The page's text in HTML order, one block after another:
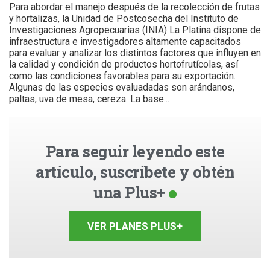
Para abordar el manejo después de la recolección de frutas
y hortalizas, la Unidad de Postcosecha del Instituto de
Investigaciones Agropecuarias (INIA) La Platina dispone de
infraestructura e investigadores altamente capacitados
para evaluar y analizar los distintos factores que influyen en
la calidad y condición de productos hortofrutícolas, así
como las condiciones favorables para su exportación.
Algunas de las especies evaluadadas son arándanos,
paltas, uva de mesa, cereza. La base...
Para seguir leyendo este
artículo, suscríbete y obtén
una Plus+
VER PLANES PLUS+